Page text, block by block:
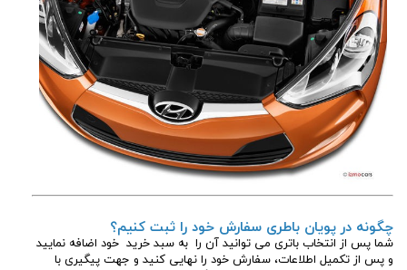
چگونه در پویان باطری سفارش خود را ثبت کنیم؟
شما پس از انتخاب باتری می توانید آن را به سبد خرید خود اضافه نمایید
و پس از تکمیل اطلاعات، سفارش خود را نهایی کنید و جهت پیگیری با